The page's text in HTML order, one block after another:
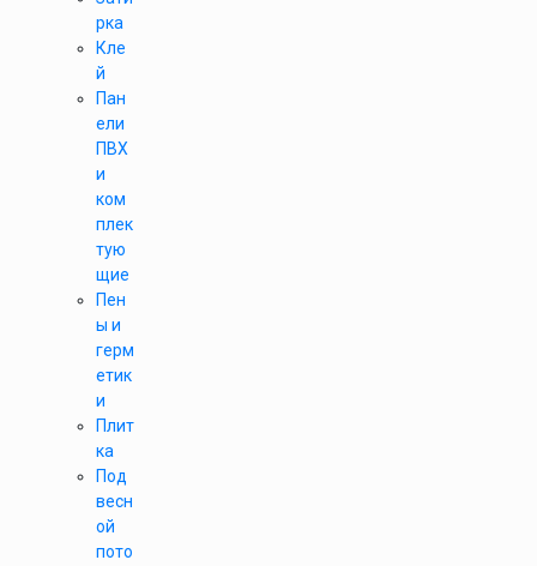
рка
Кле
й
Пан
ели
ПВХ
и
ком
плек
тую
щие
Пен
ы и
герм
етик
и
Плит
ка
Под
весн
ой
пото